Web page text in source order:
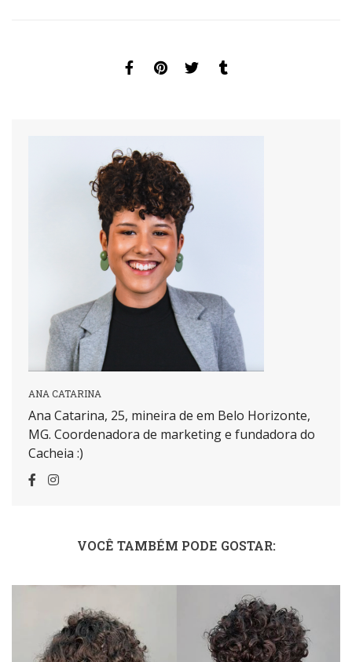
ANA CATARINA
Ana Catarina, 25, mineira de em Belo Horizonte,
MG. Coordenadora de marketing e fundadora do
Cacheia :)
VOCÊ TAMBÉM PODE GOSTAR: